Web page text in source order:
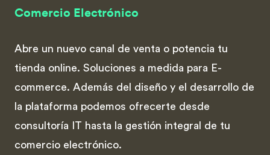
Comercio Electrónico
Abre un nuevo canal de venta o potencia tu
tienda online. Soluciones a medida para E-
commerce. Además del diseño y el desarrollo de
la plataforma podemos ofrecerte desde
consultoría IT hasta la gestión integral de tu
comercio electrónico.